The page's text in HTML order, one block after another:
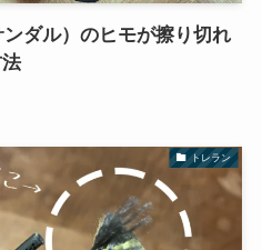
ンダル）のヒモが擦り切れ
トレラン